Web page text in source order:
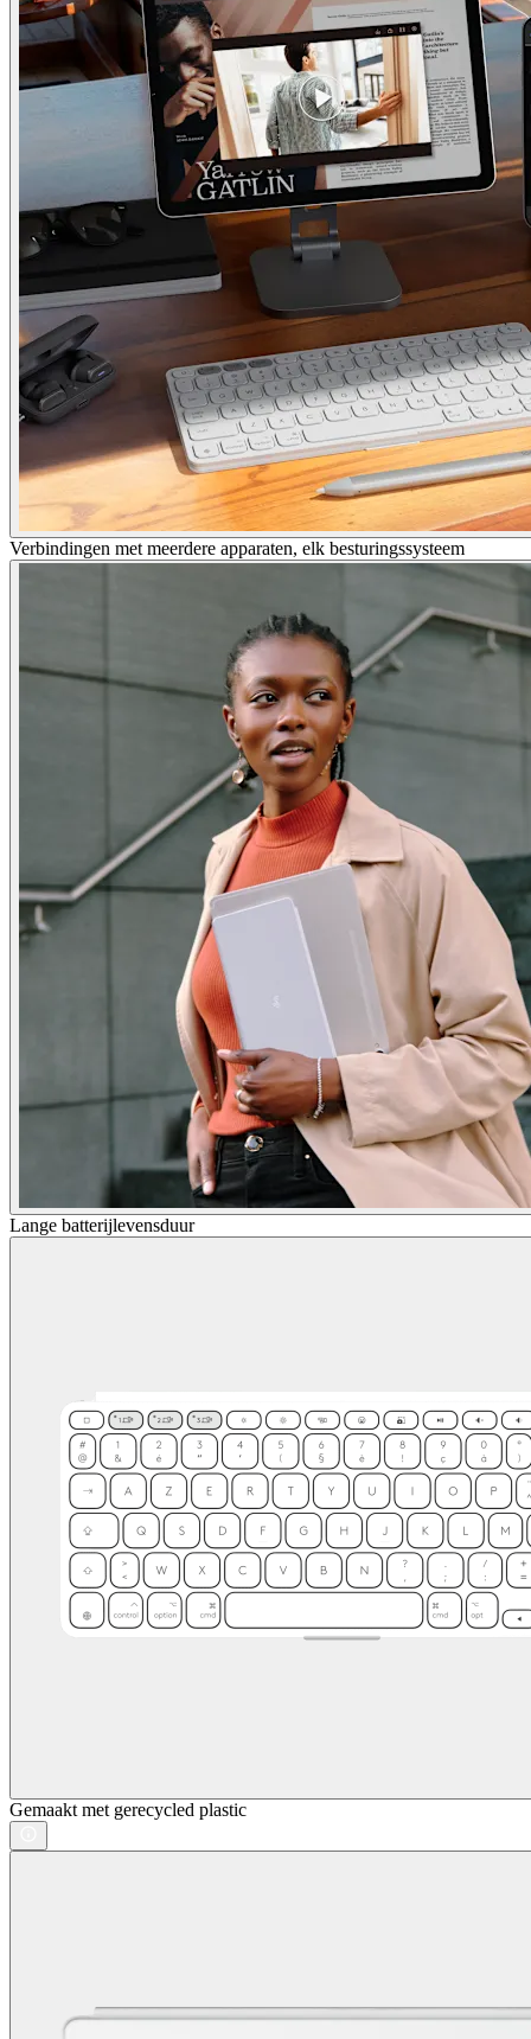
Verbindingen met meerdere apparaten, elk besturingssysteem
Lange batterijlevensduur
Gemaakt met gerecycled plastic